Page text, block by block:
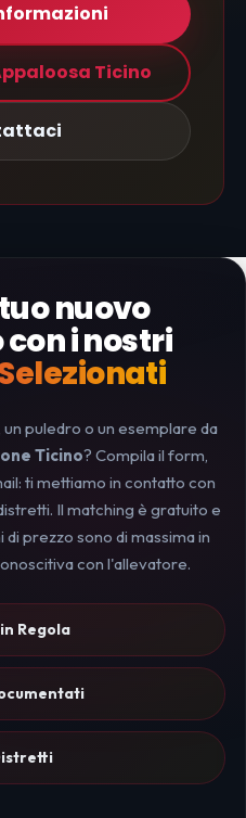
Ticino
nuovo
i nostri
puledro o un esemplare da
Ticino? Compila il form,
ti mettiamo in contatto con
Il matching è gratuito e
prezzo sono di massima in
con l'allevatore.
Regola